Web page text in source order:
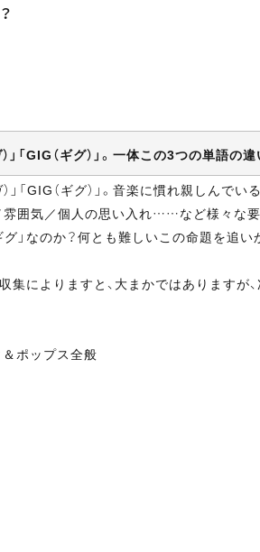
）」「GIG（ギグ）」。一体この3つの単
）」「GIG（ギグ）」。音楽に慣れ親し
囲気／個人の思い入れ……など様々な
グ」なのか？何とも難しいこの命題を追い
によりますと、大まかではありますが
ポップス全般